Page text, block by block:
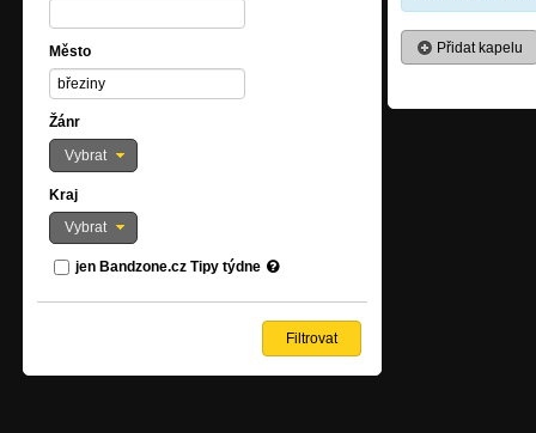
Město
Žánr
Vybrat
Kraj
Vybrat
jen Bandzone.cz Tipy týdne
Přidat kapelu